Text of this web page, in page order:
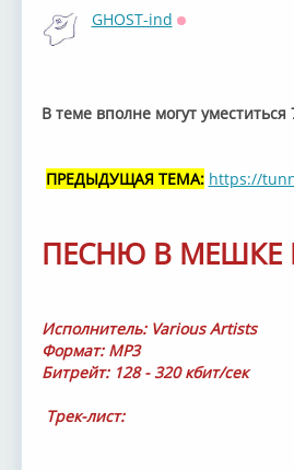
GHOST-ind
В теме вполне могут уместиться
ПРЕДЫДУЩАЯ ТЕМА: https://
ПЕСНЮ В МЕШКЕ
Исполнитель: Various Artists
Формат: MP3
Битрейт: 128 - 320 кбит/сек
Трек-лист: